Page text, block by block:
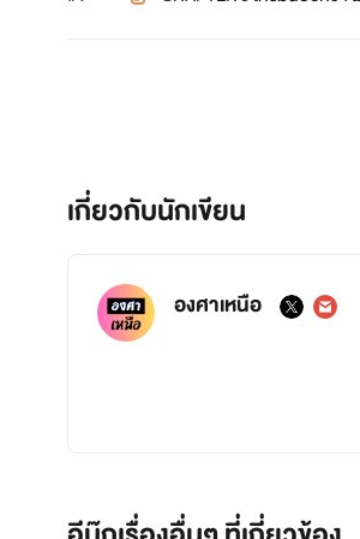
เกี่ยวกับนักเขียน
องศาเหนือ